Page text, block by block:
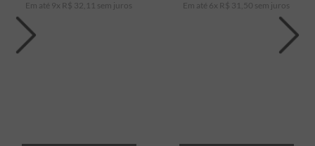
Em até 9 x R$ 32 11 sem juros Em até 6 x R$ 31 50 sem juros